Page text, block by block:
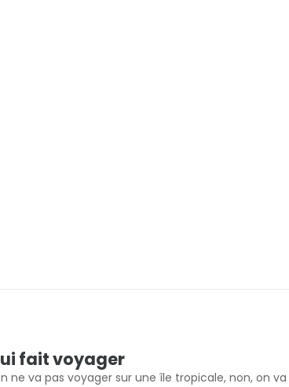
fait voyager
ne va pas voyager sur une île tropicale, non, on va